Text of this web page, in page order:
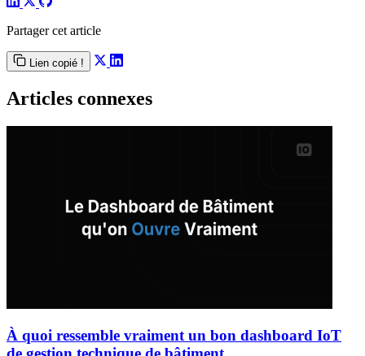
Partager cet article
Lien copié !
Articles connexes
À quoi ressemble vraiment un bon dashboard IoT